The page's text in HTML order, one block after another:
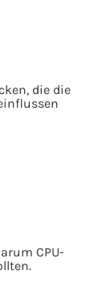
die die
CPU-